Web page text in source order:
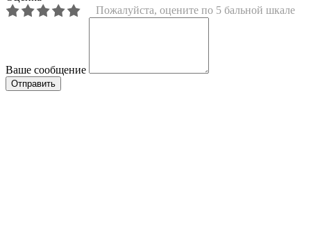
Пожалуйста, оцените по 5 бальной шкале
Ваше сообщение